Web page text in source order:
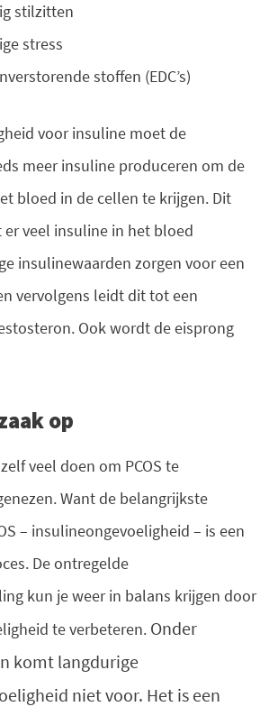
stilzitten
stress
stoffen (EDC’s)
voor insuline moet de
meer insuline produceren om de
bloed in de cellen te krijgen. Dit
veel insuline in het bloed
insulinewaarden zorgen voor een
vervolgens leidt dit tot een
Ook wordt de eisprong
op
veel doen om PCOS te
Want de belangrijkste
– insulineongevoeligheid – is een
De ontregelde
kun je weer in balans krijgen door
te verbeteren. Onder
komt langdurige
niet voor. Het is een